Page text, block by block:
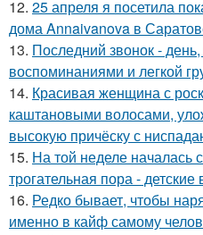
12. 25 апреля я посетила
дома Annaivanova в
13. Последний звонок -
воспоминаниями и легкой
14. Красивая женщина с
каштановыми волосами,
высокую причёску с
15. На той неделе началась
трогательная пора -
16. Редко бывает, чтобы
именно в кайф самому